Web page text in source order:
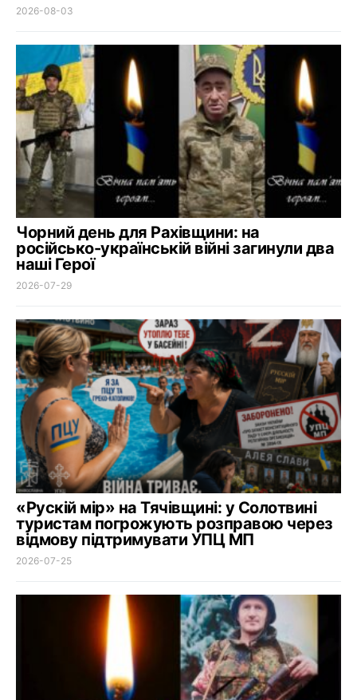
2026-08-03
Чорний день для Рахівщини: на
російсько-українській війні загинули два
наші Герої
2026-07-29
«Рускій мір» на Тячівщині: у Солотвині
туристам погрожують розправою через
відмову підтримувати УПЦ МП
2026-07-25